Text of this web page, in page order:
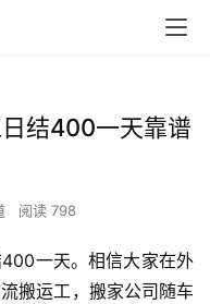
结400一天靠谱
阅读 798
一天。相信大家在外
搬运工，搬家公司随车